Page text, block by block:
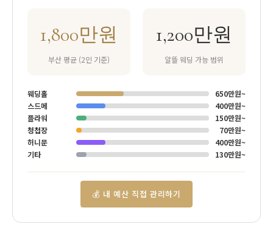
1,800만원
부산 평균 (2인 기준)
1,200만원
알뜰 웨딩 가능 범위
웨딩홀
650만원~
스드메
400만원~
플라워
150만원~
청첩장
70만원~
허니문
400만원~
기타
130만원~
💰 내 예산 직접 관리하기